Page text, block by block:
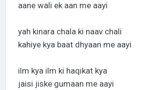
aane wali ek aan me aayi
yah kinara chala ki naav chali
kahiye kya baat dhyaan me aayi
ilm kya ilm ki haqikat kya
jaisi jiske gumaan me aayi